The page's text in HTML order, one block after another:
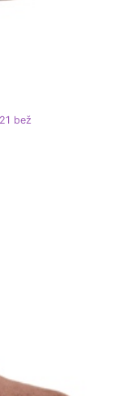
bež